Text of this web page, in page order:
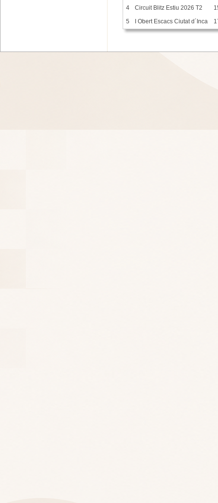
4
Circuit Blitz Estiu 2026 T2
5
I Obert Escacs Ciutat d´Inca